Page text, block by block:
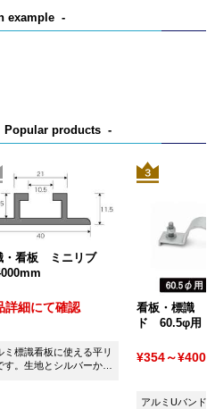
example
Popular products
・看板 ミニリブ
詳細にて確認
ミ標識看板に使える平リ
す。生地とシルバーから
看板・標識
ド 60.5φ用
¥354～¥400
アルミUバンド